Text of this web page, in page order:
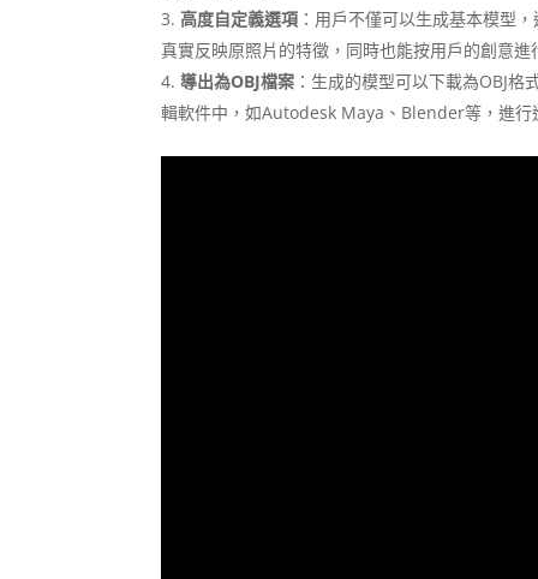
高度自定義選項 ：用戶不僅可以生成基本模型
真實反映原照片的特徵，同時也能按用戶的創意進
導出為OBJ檔案 ：生成的模型可以下載為OBJ
輯軟件中，如Autodesk Maya、Blender等，進行